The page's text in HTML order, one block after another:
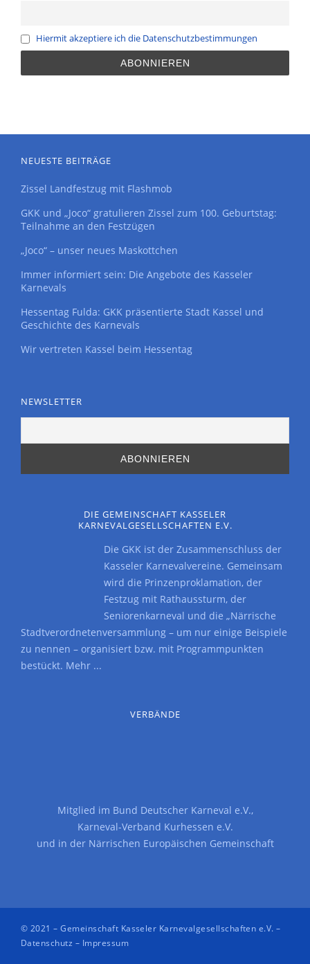
Hiermit akzeptiere ich die Datenschutzbestimmungen
NEUESTE BEITRÄGE
Zissel Landfestzug mit Flashmob
GKK und „Joco“ gratulieren Zissel zum 100. Geburtstag:
Teilnahme an den Festzügen
„Joco“ – unser neues Maskottchen
Immer informiert sein: Die Angebote des Kasseler
Karnevals
Hessentag Fulda: GKK präsentierte Stadt Kassel und
Geschichte des Karnevals
Wir vertreten Kassel beim Hessentag
NEWSLETTER
DIE GEMEINSCHAFT KASSELER
KARNEVALGESELLSCHAFTEN E.V.
Die GKK ist der Zusammenschluss der
Kasseler Karnevalvereine. Gemeinsam
wird die Prinzenproklamation, der
Festzug mit Rathaussturm, der
Seniorenkarneval und die „Närrische
Stadtverordnetenversammlung – um nur einige Beispiele
zu nennen – organisiert bzw. mit Programmpunkten
bestückt. Mehr ...
VERBÄNDE
Mitglied im Bund Deutscher Karneval e.V.,
Karneval-Verband Kurhessen e.V.
und in der Närrischen Europäischen Gemeinschaft
© 2021 –Gemeinschaft Kasseler Karnevalgesellschaften e.V. –
Datenschutz – Impressum